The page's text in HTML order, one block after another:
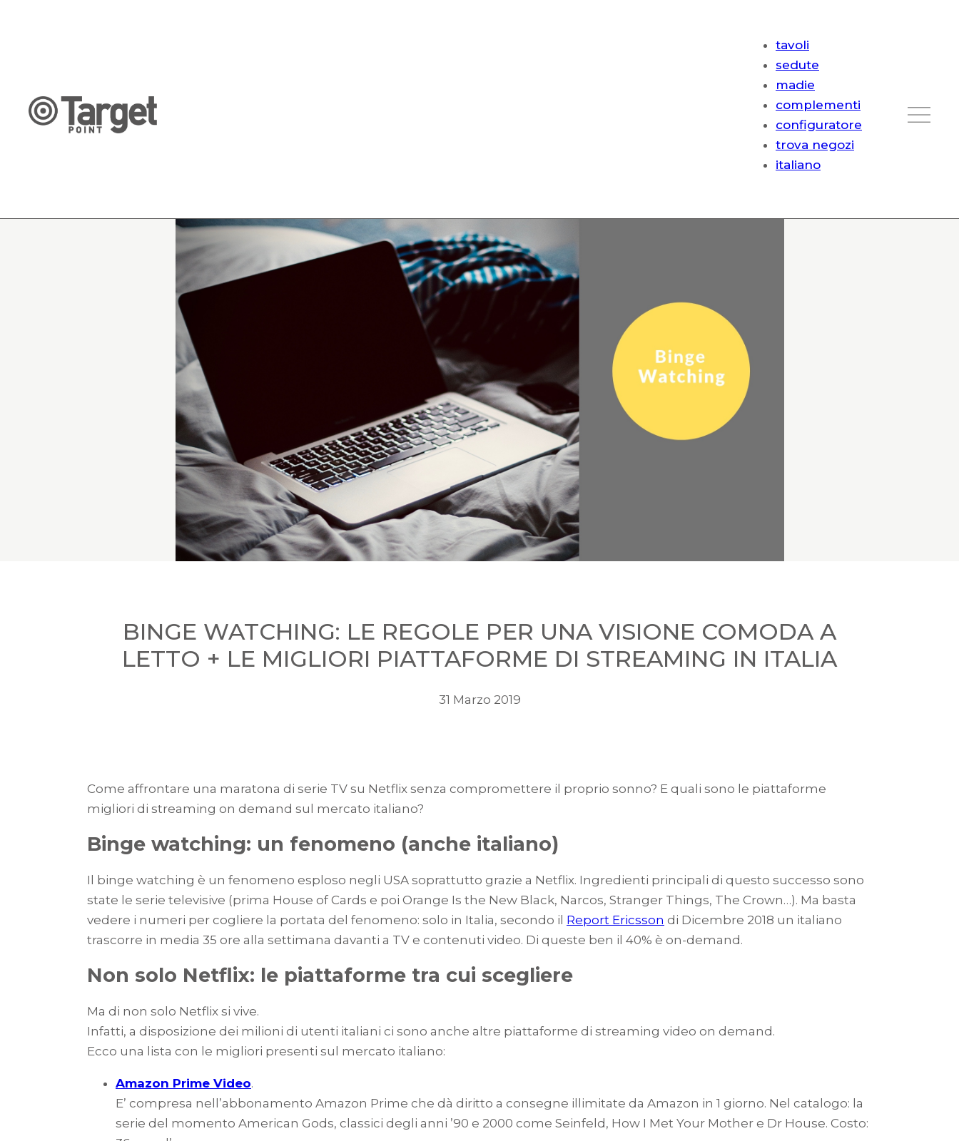
tavoli
sedute
madie
complementi
configuratore
trova negozi
italiano
BINGE WATCHING: LE REGOLE PER UNA VISIONE COMODA A
LETTO + LE MIGLIORI PIATTAFORME DI STREAMING IN ITALIA
31 Marzo 2019
Come affrontare una maratona di serie TV su Netflix senza compromettere il proprio sonno? E quali sono le piattaforme
migliori di streaming on demand sul mercato italiano?
Binge watching: un fenomeno (anche italiano)
Il binge watching è un fenomeno esploso negli USA soprattutto grazie a Netflix. Ingredienti principali di questo successo sono
state le serie televisive (prima House of Cards e poi Orange Is the New Black, Narcos, Stranger Things, The Crown…). Ma basta
vedere i numeri per cogliere la portata del fenomeno: solo in Italia, secondo il Report Ericsson di Dicembre 2018 un italiano
trascorre in media 35 ore alla settimana davanti a TV e contenuti video. Di queste ben il 40% è on-demand.
Non solo Netflix: le piattaforme tra cui scegliere
Ma di non solo Netflix si vive.
Infatti, a disposizione dei milioni di utenti italiani ci sono anche altre piattaforme di streaming video on demand.
Ecco una lista con le migliori presenti sul mercato italiano:
Amazon Prime Video.
E’ compresa nell’abbonamento Amazon Prime che dà diritto a consegne illimitate da Amazon in 1 giorno. Nel catalogo: la
serie del momento American Gods, classici degli anni ’90 e 2000 come Seinfeld, How I Met Your Mother e Dr House. Costo: